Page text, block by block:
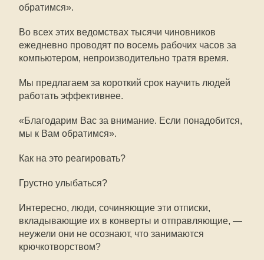
обратимся».
Во всех этих ведомствах тысячи чиновников
ежедневно проводят по восемь рабочих часов за
компьютером, непроизводительно тратя время.
Мы предлагаем за короткий срок научить людей
работать эффективнее.
«Благодарим Вас за внимание. Если понадобится,
мы к Вам обратимся».
Как на это реагировать?
Грустно улыбаться?
Интересно, люди, сочиняющие эти отписки,
вкладывающие их в конверты и отправляющие, —
неужели они не осознают, что занимаются
крючкотворством?